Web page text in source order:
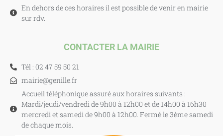
En dehors de ces horaires il est possible de venir en mairie
sur rdv.
CONTACTER LA MAIRIE
Tél : 02 47 59 50 21
mairie@genille.fr
Accueil téléphonique assuré aux horaires suivants :
Mardi/jeudi/vendredi de 9h00 à 12h00 et de 14h00 à 16h30
mercredi et samedi de 9h00 à 12h00. Fermé le 3ème samedi
de chaque mois.